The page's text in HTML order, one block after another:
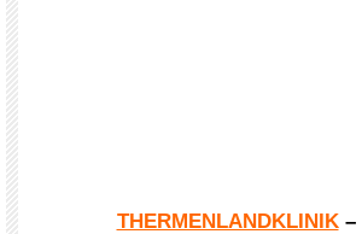
THERMENLANDKLINIK–